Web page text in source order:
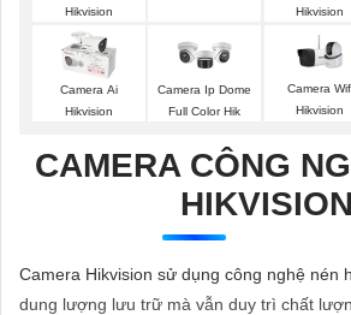
SẢN
LẮP
Hikvision
Hikvision
Camera Ai
Hikvision
Camera Ip Dome
Full Color Hik
Camera
Hikvision
CAMERA CÔNG
HIKVISION
Camera Hikvision sử dụng công nghệ nén
dung lượng lưu trữ mà vẫn duy trì chất